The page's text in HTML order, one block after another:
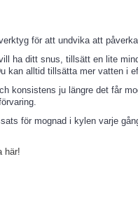
för att undvika att
ha ditt snus, tillsätt en lite
kan alltid tillsätta mer vatten i
konsistens ju längre det får
för mognad i kylen varje
här!